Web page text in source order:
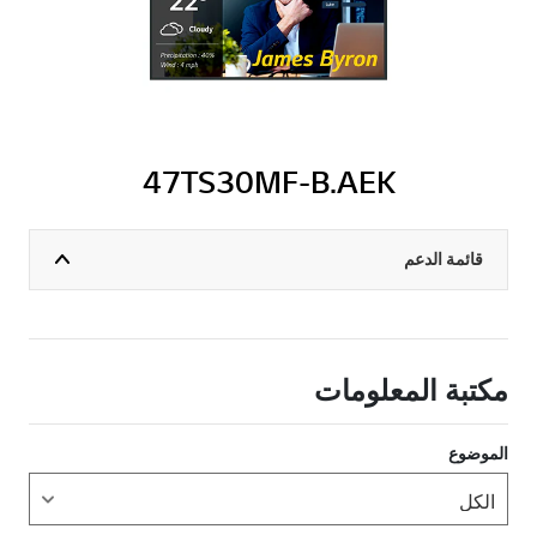
47TS30MF-B.AEK
قائمة الدعم
مكتبة المعلومات
الموضوع